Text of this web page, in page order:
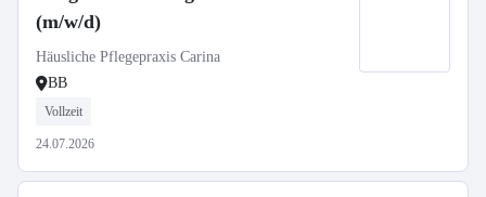
(m/w/d)
Häusliche Pflegepraxis Carina
BB
Vollzeit
24.07.2026